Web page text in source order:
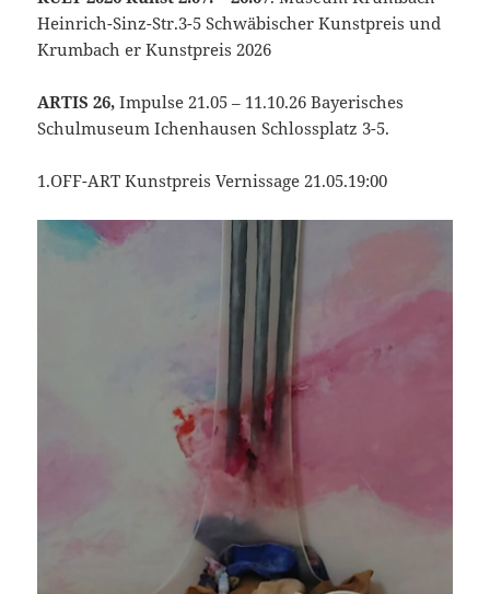
Heinrich-Sinz-Str.3-5 Schwäbischer Kunstpreis und
Krumbach er Kunstpreis 2026
ARTIS 26, Impulse 21.05 – 11.10.26 Bayerisches
Schulmuseum Ichenhausen Schlossplatz 3-5.
1.OFF-ART Kunstpreis Vernissage 21.05.19:00